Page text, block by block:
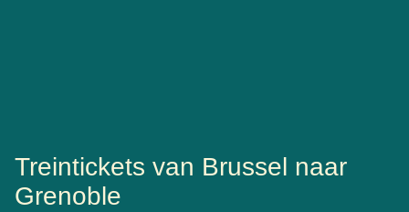
Treintickets van Brussel naar
Grenoble